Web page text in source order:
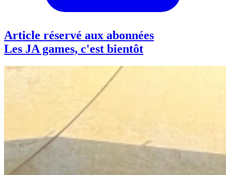
Article réservé aux abonnées
Les JA games, c'est bientôt